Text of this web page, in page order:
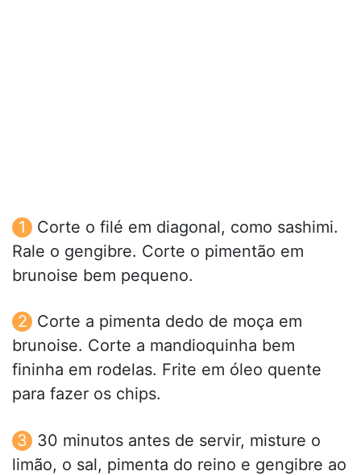
Corte o filé em diagonal, como sashimi.
Rale o gengibre. Corte o pimentão em
brunoise bem pequeno.
Corte a pimenta dedo de moça em
brunoise. Corte a mandioquinha bem
fininha em rodelas. Frite em óleo quente
para fazer os chips.
30 minutos antes de servir, misture o
limão, o sal, pimenta do reino e gengibre ao